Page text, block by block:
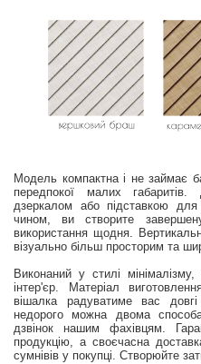
Модель компактна і не займає
передпокої малих
дзеркалом або підставкою
чином, ви створите
використання щодня.
візуально більш просторим та
Виконаний у стилі
інтер'єр. Матеріал
вішалка радуватиме вас
недорого можна двома
дзвінок нашим фахівцям.
продукцію, а своєчасна
сумнівів у покупці. Створюйте